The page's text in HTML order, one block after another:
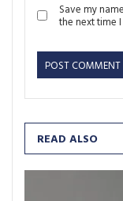
Save my
the next time
READ ALSO